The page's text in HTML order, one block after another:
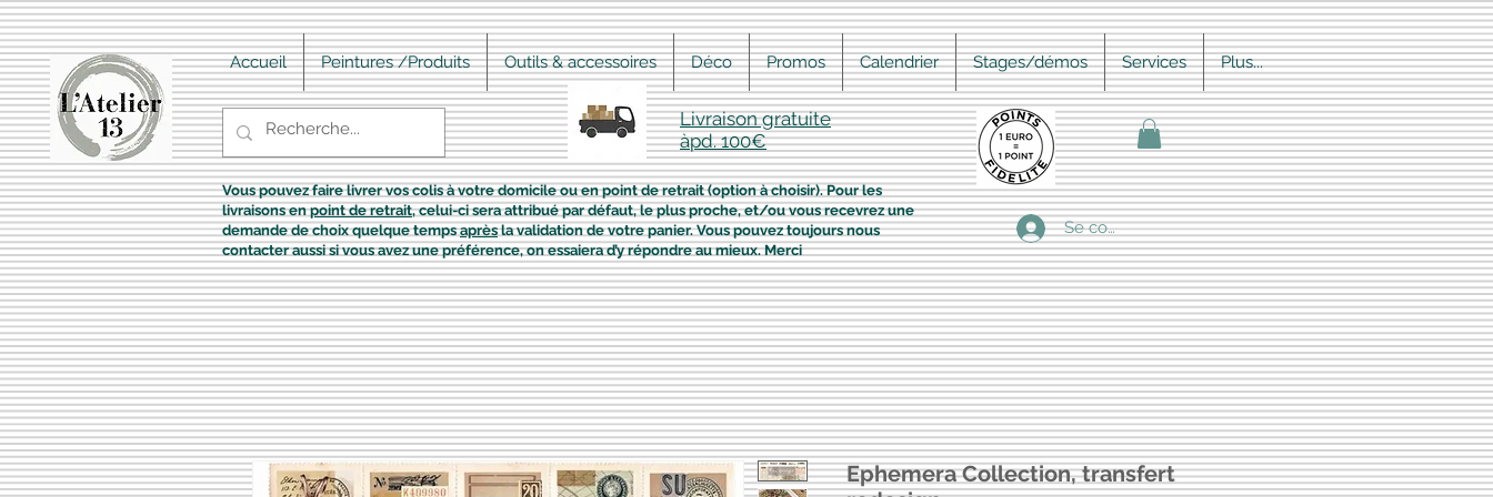
Accueil Peintures /Produits Outils & accessoires Déco Promos Calendrier Stages/démos Services Plus...
Livraison gratuite
àpd. 100€
Se connecter
Vous pouvez faire livrer vos colis à votre domicile ou en point de retrait (option à choisir). Pour les
livraisons enpoint de retrait, celui-ci sera attribué par défaut, le plus proche, et/ou vous recevrez une
demande de choix quelque tempsaprèsla validation de votre panier. Vous pouvez toujours nous
contacter aussi si vous avez une préférence, on essaiera d’y répondre au mieux. Merci
Ephemera Collection, transfert